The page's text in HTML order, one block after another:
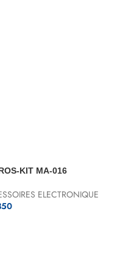
KIT MA-016
ELECTRONIQUE